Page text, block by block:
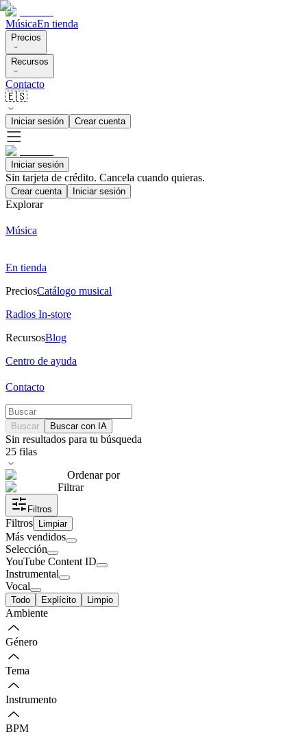
MúsicaEn tienda
Precios
Recursos
Contacto
🇪🇸
Iniciar sesión Crear cuenta
Iniciar sesión
Sin tarjeta de crédito. Cancela cuando quieras.
Crear cuenta Iniciar sesión
Explorar
Música
En tienda
PreciosCatálogo musical
Radios In-store
RecursosBlog
Centro de ayuda
Contacto
Buscar Buscar con IA
Sin resultados para tu búsqueda
25 filas
Ordenar por
Filtrar
Filtros
Filtros Limpiar
Más vendidos
Selección
YouTube Content ID
Instrumental
Vocal
Todo Explícito Limpio
Ambiente
Género
Tema
Instrumento
BPM